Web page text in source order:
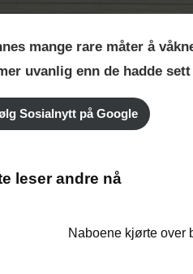
mange rare måter å
uvanlig enn de hadde
Sosialnytt på Google
Naboene kjørte over